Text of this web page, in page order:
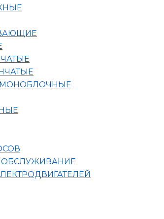
ОБСЛУЖИВАНИЕ